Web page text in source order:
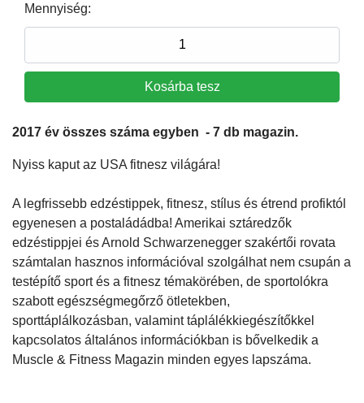
Mennyiség:
2017 év összes száma egyben - 7 db magazin.
Nyiss kaput az USA fitnesz világára!
A legfrissebb edzéstippek, fitnesz, stílus és étrend profiktól
egyenesen a postaládádba! Amerikai sztáredzők
edzéstippjei és Arnold Schwarzenegger szakértői rovata
számtalan hasznos információval szolgálhat nem csupán a
testépítő sport és a fitnesz témakörében, de sportolókra
szabott egészségmegőrző ötletekben,
sporttáplálkozásban, valamint táplálékkiegészítőkkel
kapcsolatos általános információkban is bővelkedik a
Muscle & Fitness Magazin minden egyes lapszáma.